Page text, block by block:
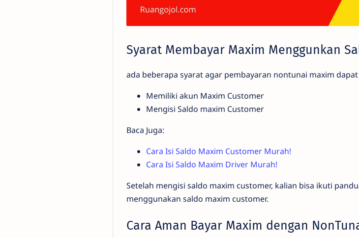
Syarat Membayar Maxim Menggunkan
ada beberapa syarat agar pembayaran nontunai maxim
Memiliki akun Maxim Customer
Mengisi Saldo maxim Customer
Baca Juga:
Cara Isi Saldo Maxim Customer Murah!
Cara Isi Saldo Maxim Driver Murah!
Setelah mengisi saldo maxim customer, kalian bisa ikuti
menggunakan saldo maxim customer.
Cara Aman Bayar Maxim dengan